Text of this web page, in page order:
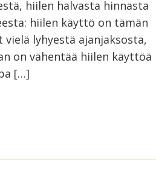
hiilen halvasta hinnasta
hiilen käyttö on tämän
lyhyestä ajanjaksosta,
on vähentää hiilen käyttöä
[…]